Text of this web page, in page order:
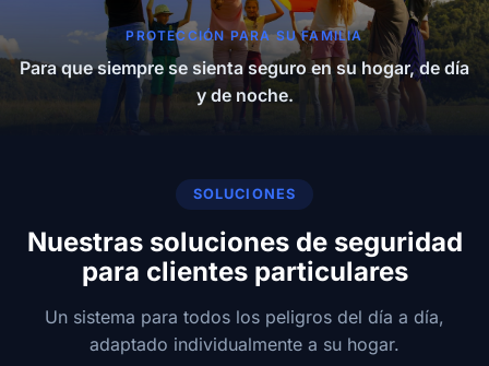
PROTECCIÓN PARA SU FAMILIA
Para que siempre se sienta seguro en su hogar, de día
y de noche.
SOLUCIONES
Nuestras soluciones de seguridad
para clientes particulares
Un sistema para todos los peligros del día a día,
adaptado individualmente a su hogar.